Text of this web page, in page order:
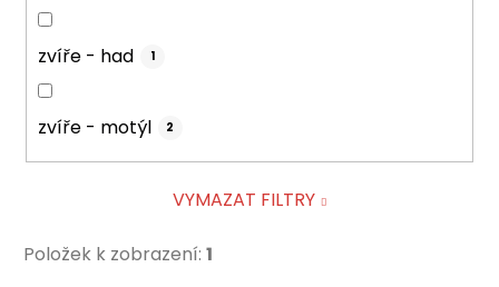
zvíře - had 1
zvíře - motýl 2
VYMAZAT FILTRY
Položek k zobrazení: 1